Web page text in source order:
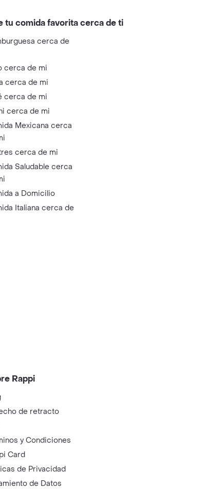
tu comida favorita cerca de ti
cerca de
cerca de mi
cerca de mi
cerca de mi
cerca de mi
Mexicana cerca
cerca de mi
Saludable cerca
a Domicilio
Italiana cerca de
Rappi
de retracto
y Condiciones
Card
de Privacidad
de Datos